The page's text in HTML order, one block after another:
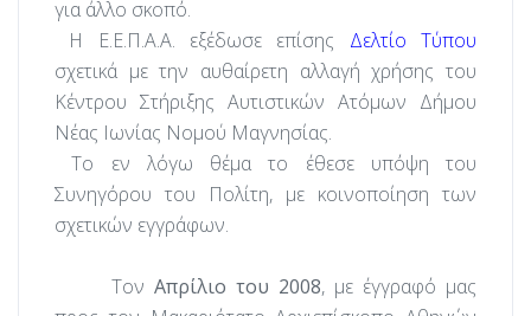
για άλλο σκοπό.
Η Ε.Ε.Π.Α.Α. εξέδωσε επίσης Δελτίο Τύπου
σχετικά με την αυθαίρετη αλλαγή χρήσης του
Κέντρου Στήριξης Αυτιστικών Ατόμων Δήμου
Νέας Ιωνίας Νομού Μαγνησίας.
Το εν λόγω θέμα το έθεσε υπόψη του
Συνηγόρου του Πολίτη, με κοινοποίηση των
σχετικών εγγράφων.
Τον Απρίλιο του 2008, με έγγραφό μας